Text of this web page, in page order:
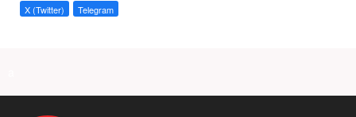
X (Twitter) Telegram